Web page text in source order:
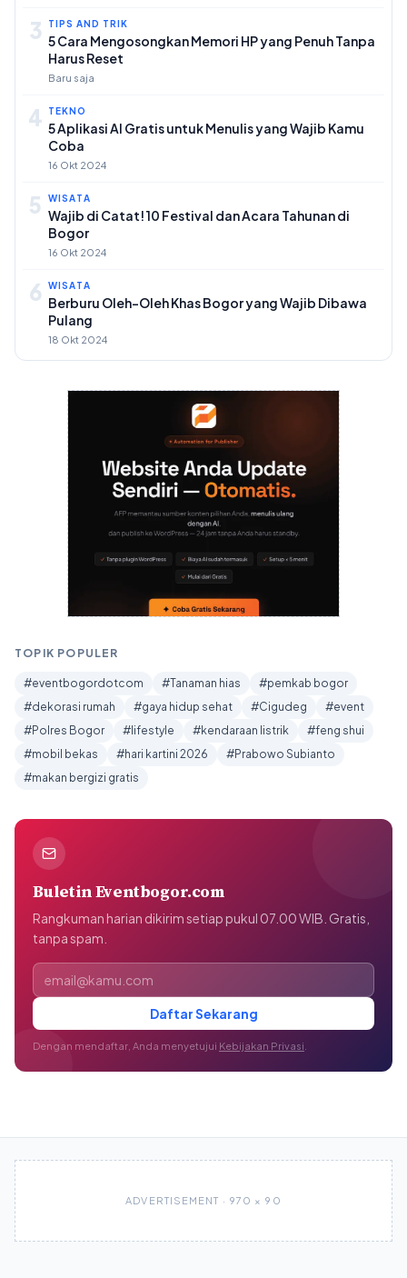
3 TIPS AND TRIK
5 Cara Mengosongkan Memori HP yang Penuh Tanpa
Harus Reset
Baru saja
4 TEKNO
5 Aplikasi AI Gratis untuk Menulis yang Wajib Kamu
Coba
16 Okt 2024
5 WISATA
Wajib di Catat! 10 Festival dan Acara Tahunan di
Bogor
16 Okt 2024
6 WISATA
Berburu Oleh-Oleh Khas Bogor yang Wajib Dibawa
Pulang
18 Okt 2024
TOPIK POPULER
#eventbogordotcom #Tanaman hias
#pemkab bogor
#dekorasi rumah
#gaya hidup sehat #Cigudeg
#event
#Polres Bogor
#lifestyle #kendaraan listrik
#feng shui
#mobil bekas
#hari kartini 2026
#Prabowo Subianto
#makan bergizi gratis
Buletin Eventbogor.com
Rangkuman harian dikirim setiap pukul 07.00 WIB. Gratis,
tanpa spam.
Alamat email
Daftar Sekarang
Dengan mendaftar, Anda menyetujui Kebijakan Privasi
ADVERTISEMENT · 970 × 90